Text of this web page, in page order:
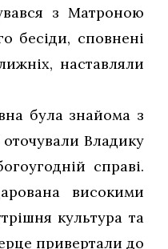
з Матроною
бесіди, сповнені
наставляли
була знайома з
Владику
справі.
високими
культура та
привертали до